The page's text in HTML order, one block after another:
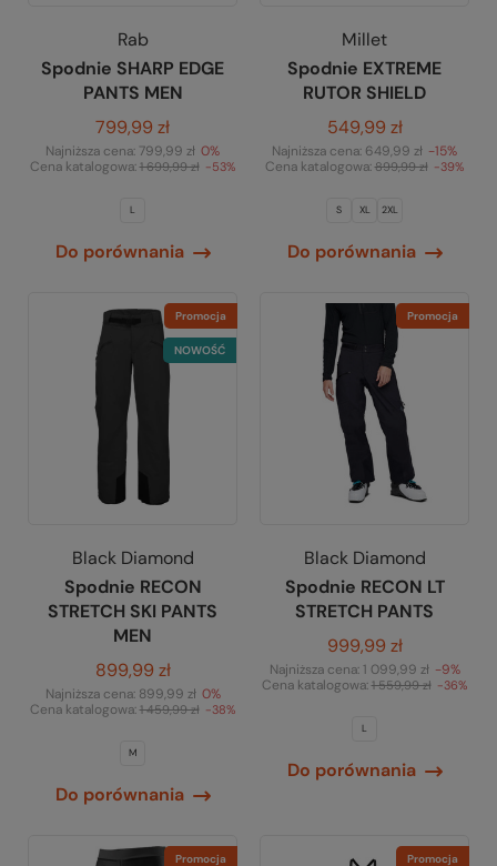
Rab
Spodnie SHARP EDGE
PANTS MEN
799,99 zł
Najniższa cena: 799,99 zł 0%
Cena katalogowa:1 699,99 zł -53%
L
Do porównania
Millet
Spodnie EXTREME
RUTOR SHIELD
549,99 zł
Najniższa cena: 649,99 zł -15%
Cena katalogowa:899,99 zł -39%
S XL 2XL
Do porównania
Promocja
NOWOŚĆ
Black Diamond
Spodnie RECON
STRETCH SKI PANTS
MEN
899,99 zł
Najniższa cena: 899,99 zł 0%
Cena katalogowa:1 459,99 zł -38%
M
Do porównania
Promocja
Black Diamond
Spodnie RECON LT
STRETCH PANTS
999,99 zł
Najniższa cena:1 099,99 zł -9%
Cena katalogowa:1 559,99 zł -36%
L
Do porównania
Promocja Promocja